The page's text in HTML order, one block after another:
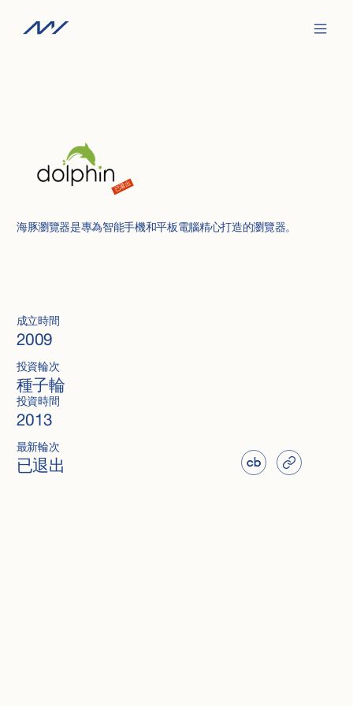
海豚瀏覽器是專為智能手機和平板電腦精心打造的瀏覽器。
已退出
成立時間
2009
投資輪次
種子輪
投資時間
2013
最新輪次
已退出